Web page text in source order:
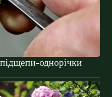
однорічки